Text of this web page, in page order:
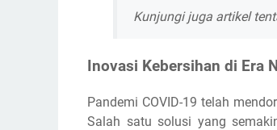
Kunjungi juga artikel
Inovasi Kebersihan di Era
Pandemi COVID-19 telah
Salah satu solusi yang